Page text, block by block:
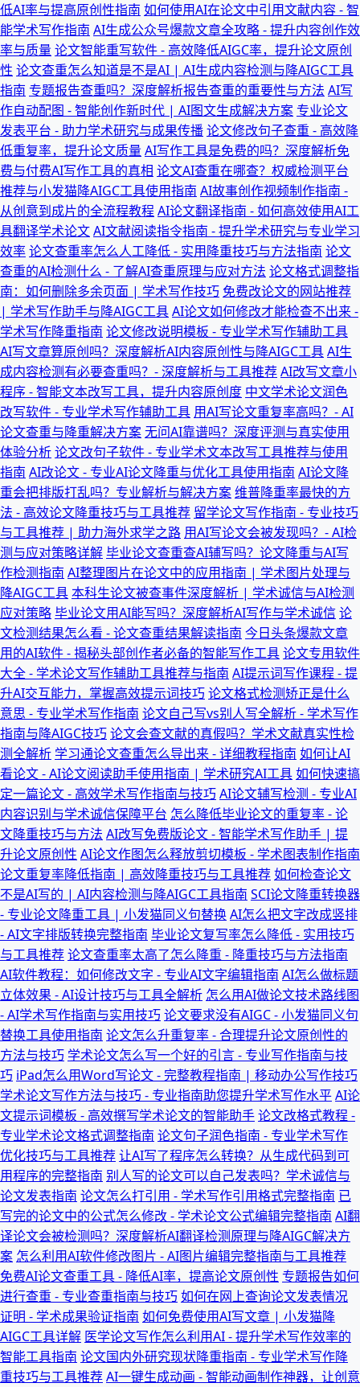
低AI率与提高原创性指南 如何使用AI在论文中引用文献内容 - 智
能学术写作指南 AI生成公众号爆款文章全攻略 - 提升内容创作效
率与质量论文智能重写软件 - 高效降低AIGC率，提升论文原创
性 论文查重怎么知道是不是AI | AI生成内容检测与降AIGC工具
指南 专题报告查重吗？深度解析报告查重的重要性与方法 AI写
作自动配图 - 智能创作新时代 | AI图文生成解决方案专业论文
发表平台 - 助力学术研究与成果传播论文修改句子查重 - 高效降
低重复率，提升论文质量AI写作工具是免费的吗？深度解析免
费与付费AI写作工具的真相 论文AI查重在哪查？权威检测平台
推荐与小发猫降AIGC工具使用指南 AI故事创作视频制作指南 -
从创意到成片的全流程教程 AI论文翻译指南 - 如何高效使用AI工
具翻译学术论文AI文献阅读指令指南 - 提升学术研究与专业学习
效率论文查重率怎么人工降低 - 实用降重技巧与方法指南 论文
查重的AI检测什么 - 了解AI查重原理与应对方法 论文格式调整指
南：如何删除多余页面 | 学术写作技巧 免费改论文的网站推荐
| 学术写作助手与降AIGC工具AI论文如何修改才能检查不出来 -
学术写作降重指南 论文修改说明模板 - 专业学术写作辅助工具
AI写文章算原创吗？深度解析AI内容原创性与降AIGC工具AI生
成内容检测有必要查重吗？- 深度解析与工具推荐AI改写文章小
程序 - 智能文本改写工具，提升内容原创度 中文学术论文润色
改写软件 - 专业学术写作辅助工具 用AI写论文重复率高吗？- AI
论文查重与降重解决方案无问AI靠谱吗？深度评测与真实使用
体验分析论文改句子软件 - 专业学术文本改写工具推荐与使用
指南 AI改论文 - 专业AI论文降重与优化工具使用指南 AI论文降
重会把排版打乱吗？专业解析与解决方案维普降重率最快的方
法 - 高效论文降重技巧与工具推荐 留学论文写作指南 - 专业技巧
与工具推荐 | 助力海外求学之路 用AI写论文会被发现吗？- AI检
测与应对策略详解毕业论文查重查AI辅写吗？论文降重与AI写
作检测指南 AI整理图片在论文中的应用指南 | 学术图片处理与
降AIGC工具本科生论文被查事件深度解析 | 学术诚信与AI检测
应对策略毕业论文用AI能写吗？深度解析AI写作与学术诚信论
文检测结果怎么看 - 论文查重结果解读指南 今日头条爆款文章
用的AI软件 - 揭秘头部创作者必备的智能写作工具论文专用软件
大全 - 学术论文写作辅助工具推荐与指南 AI提示词写作课程 - 提
升AI交互能力，掌握高效提示词技巧论文格式检测矫正是什么
意思 - 专业学术写作指南 论文自己写vs别人写全解析 - 学术写作
指南与降AIGC技巧论文会查文献的真假吗？学术文献真实性检
测全解析 学习通论文查重怎么导出来 - 详细教程指南 如何让AI
看论文 - AI论文阅读助手使用指南 | 学术研究AI工具如何快速搞
定一篇论文 - 高效学术写作指南与技巧AI论文辅写检测 - 专业AI
内容识别与学术诚信保障平台 怎么降低毕业论文的重复率 - 论
文降重技巧与方法 AI改写免费版论文 - 智能学术写作助手 | 提
升论文原创性 AI论文作图怎么释放剪切模板 - 学术图表制作指南
论文重复率降低指南 | 高效降重技巧与工具推荐如何检查论文
不是AI写的 | AI内容检测与降AIGC工具指南 SCI论文降重转换器
- 专业论文降重工具 | 小发猫同义句替换AI怎么把文字改成竖排
- AI文字排版转换完整指南 毕业论文复写率怎么降低 - 实用技巧
与工具推荐论文查重率太高了怎么降重 - 降重技巧与方法指南
AI软件教程：如何修改文字 - 专业AI文字编辑指南 AI怎么做标题
立体效果 - AI设计技巧与工具全解析 怎么用AI做论文技术路线图
- AI学术写作指南与实用技巧论文要求没有AIGC - 小发猫同义句
替换工具使用指南 论文怎么升重复率 - 合理提升论文原创性的
方法与技巧 学术论文怎么写一个好的引言 - 专业写作指南与技
巧 iPad怎么用Word写论文 - 完整教程指南 | 移动办公写作技巧
学术论文写作方法与技巧 - 专业指南助您提升学术写作水平AI论
文提示词模板 - 高效撰写学术论文的智能助手论文改格式教程 -
专业学术论文格式调整指南 论文句子润色指南 - 专业学术写作
优化技巧与工具推荐让AI写了程序怎么转换？从生成代码到可
用程序的完整指南 别人写的论文可以自己发表吗？学术诚信与
论文发表指南 论文怎么打引用 - 学术写作引用格式完整指南 已
写完的论文中的公式怎么修改 - 学术论文公式编辑完整指南 AI翻
译论文会被检测吗？深度解析AI翻译检测原理与降AIGC解决方
案 怎么利用AI软件修改图片 - AI图片编辑完整指南与工具推荐
免费AI论文查重工具 - 降低AI率，提高论文原创性 专题报告如何
进行查重 - 专业查重指南与技巧如何在网上查询论文发表情况
证明 - 学术成果验证指南 如何免费使用AI写文章 | 小发猫降
AIGC工具详解 医学论文写作怎么利用AI - 提升学术写作效率的
智能工具指南 论文国内外研究现状降重指南 - 专业学术写作降
重技巧与工具推荐AI一键生成动画 - 智能动画制作神器，让创意